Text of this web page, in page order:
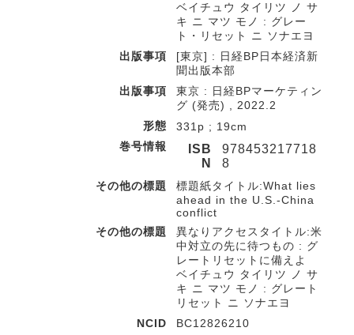
ベイチュウ タイリツ ノ サ
キ ニ マツ モノ : グレー
ト・リセット ニ ソナエヨ
出版事項
[東京] : 日経BP日本経済新
聞出版本部
出版事項
東京 : 日経BPマーケティン
グ (発売) , 2022.2
形態
331p ; 19cm
巻号情報
ISB
N
978453217718
8
その他の標題
標題紙タイトル:What lies
ahead in the U.S.-China
conflict
その他の標題
異なりアクセスタイトル:米
中対立の先に待つもの : グ
レートリセットに備えよ
ベイチュウ タイリツ ノ サ
キ ニ マツ モノ : グレート
リセット ニ ソナエヨ
NCID
BC12826210